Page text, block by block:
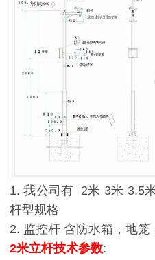
1. 我公司有 2米 3米 3.5
杆型规格
2. 监控杆 含防水箱，地
2米立杆技术参数: